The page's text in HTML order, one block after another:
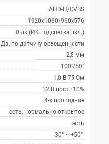
AHD-H/CVBS
1920x1080/960x576
0 лк (ИК подсветка вкл.)
Да, по датчику освещенности
2,8 мм
100°/50°
1,0 В 75 Ом
12 В пост.±10%
4-х проводное
есть, нормально-открытое
есть
-30° ~ +50°